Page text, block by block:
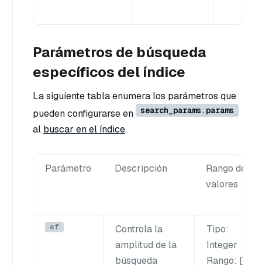
Parámetros de búsqueda
específicos del índice
La siguiente tabla enumera los parámetros que
pueden configurarse en
search_params.params
al buscar en el índice.
Parámetro Descripción
Rango de
valores
ef
Controla la
amplitud de la
búsqueda
Tipo:
Integer
Rango: [1,